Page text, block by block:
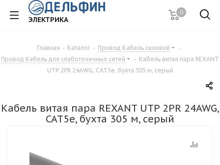
ЭЛЕКТРИКА
0
Главная - Каталог - Провод Кабель силовой
-
Провод Кабель для слаботочечных сетей
- Кабель витая пара REXANT
UTP 2PR 24AWG, CAT5e, бухта 305 м, серый
Кабель витая пара REXANT UTP 2PR 24AWG,
CAT5e, бухта 305 м, серый